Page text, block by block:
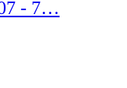
- 7…